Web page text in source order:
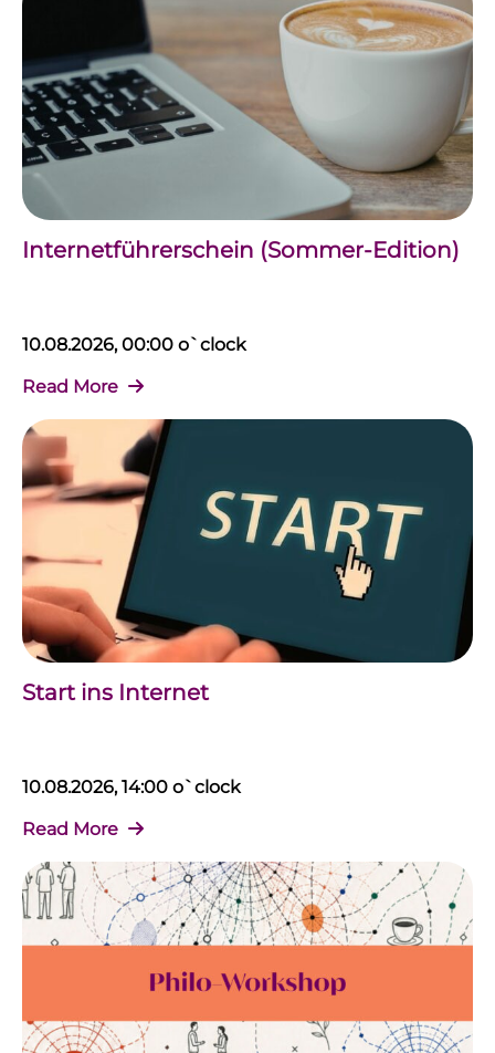
Internetführerschein (Sommer-Edition)
10.08.2026, 00:00 o`clock
Read More
Start ins Internet
10.08.2026, 14:00 o`clock
Read More